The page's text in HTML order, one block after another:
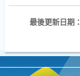
最後更新日期：